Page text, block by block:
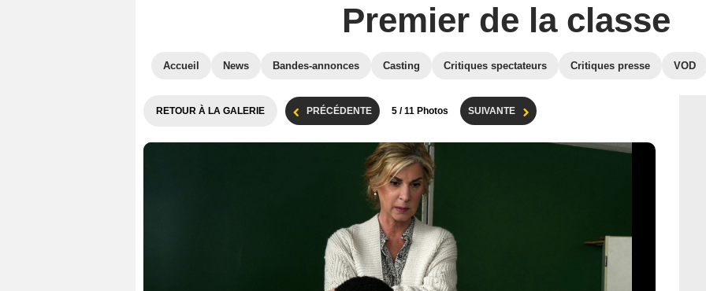
Premier de la classe
Accueil News Bandes-annonces Casting Critiques spectateurs Critiques presse VOD
RETOUR À LA GALERIE PRÉCÉDENTE 5 / 11 Photos SUIVANTE